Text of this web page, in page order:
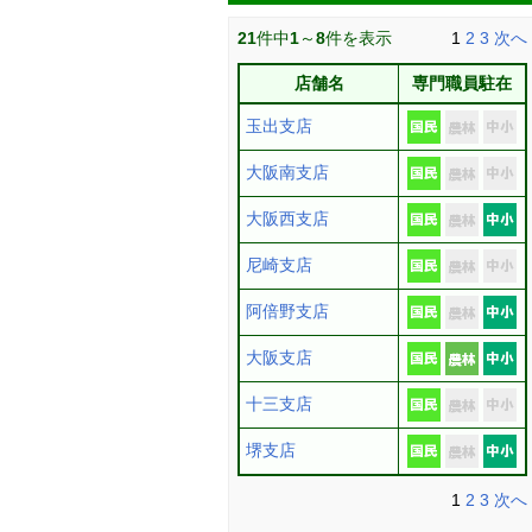
21件中1～8件を表示 1 2 3 次へ
店舗名 専門職員駐在
玉出支店
大阪南支店
大阪西支店
尼崎支店
阿倍野支店
大阪支店
十三支店
堺支店
1 2 3 次へ